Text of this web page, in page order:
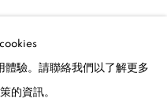
體驗。請聯絡我們以了解更多
的資訊。